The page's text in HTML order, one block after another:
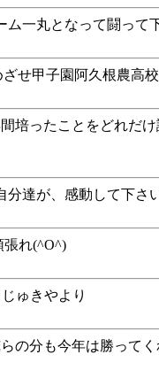
一丸となって闘って
せ甲子園阿久根農高校
培ったことをどれだ
分達が、感動して下さ
張れ(^O^)
ゅきやより
の分も今年は勝って